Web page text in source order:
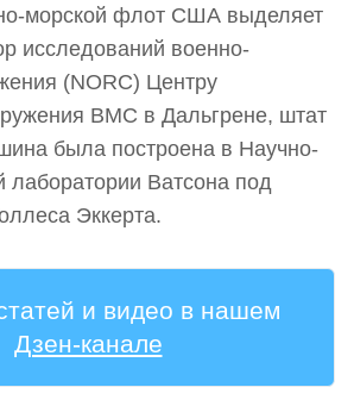
морской флот США выделяет
исследований военно-
(NORC) Центру
ВМС в Дальгрене, штат
была построена в Научно-
лаборатории Ватсона под
Эккерта.
и видео в нашем
Дзен-канале